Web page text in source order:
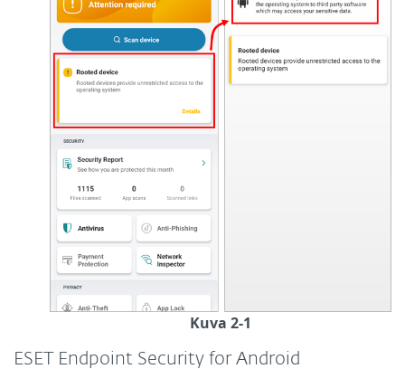
Kuva 2-1
ESET Endpoint Security for Android